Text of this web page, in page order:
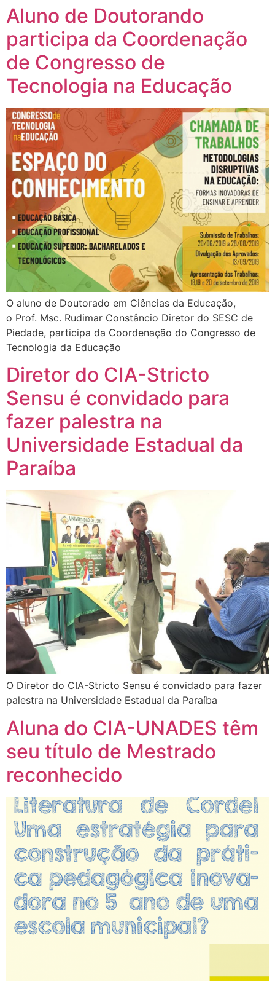
Aluno de Doutorando
participa da Coordenação
de Congresso de
Tecnologia na Educação
O aluno de Doutorado em Ciências da Educação,
o Prof. Msc. Rudimar Constâncio Diretor do SESC de
Piedade, participa da Coordenação do Congresso de
Tecnologia da Educação
Diretor do CIA-Stricto
Sensu é convidado para
fazer palestra na
Universidade Estadual da
Paraíba
O Diretor do CIA-Stricto Sensu é convidado para fazer
palestra na Universidade Estadual da Paraíba
Aluna do CIA-UNADES têm
seu título de Mestrado
reconhecido